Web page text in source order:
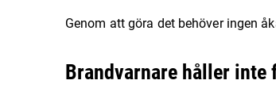
Genom att göra det behöver ingen
Brandvarnare håller inte